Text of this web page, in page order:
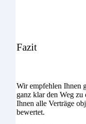
Fazit
Wir empfehlen Ihnen
ganz klar den Weg zu
Ihnen alle Verträge
bewertet.